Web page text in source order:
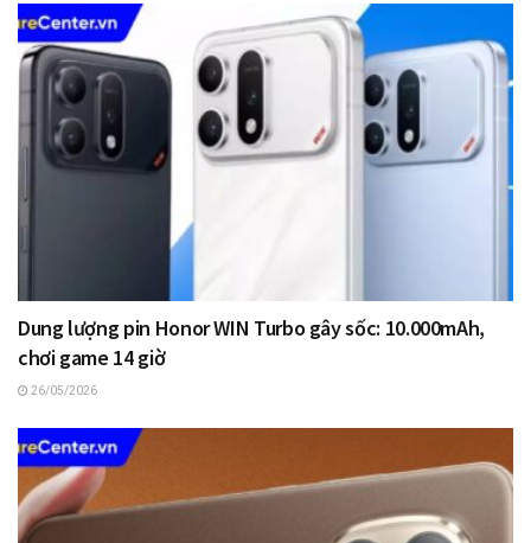
Dung lượng pin Honor WIN Turbo gây sốc: 10.000mAh,
chơi game 14 giờ
26/05/2026